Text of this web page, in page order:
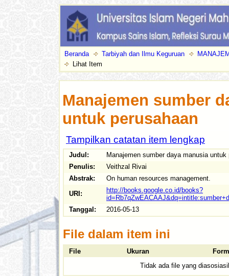
Beranda Tarbiyah dan Ilmu Keguruan
Lihat Item
Manajemen sumber
untuk perusahaan
Tampilkan catatan item lengkap
Judul:
Manajemen sumber daya manusia untuk
Penulis:
Veithzal Rivai
Abstrak:
On human resources management.
URI:
http://books.google.co.id/books?
Tanggal:
2016-05-13
File dalam item ini
File Ukuran
Tidak ada file yang